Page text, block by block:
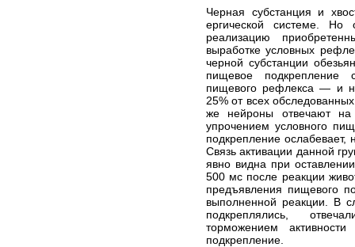
Черная субстанция и
ергической системе. Но
реализацию
выработке условных
черной субстанции
пищевое подкрепление
пищевого рефлекса — и
25% от всех
же нейроны отвечают
упрочением условного
подкрепление
Связь активации данной
явно видна при
500 мс после реакции
предъявления пищевого
выполненной реакции. В
подкреплялись,
торможением
подкрепление.